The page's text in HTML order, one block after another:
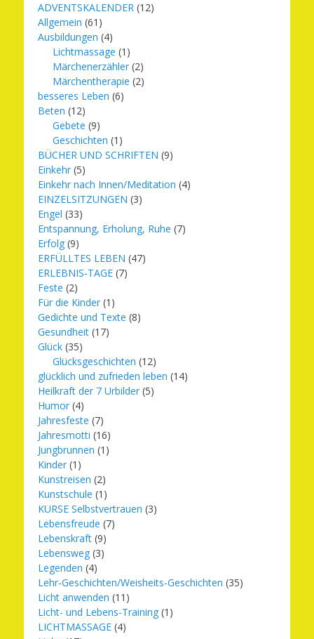
ADVENTSKALENDER (12)
Allgemein (61)
Ausbildungen (4)
Lichtmassage (1)
Märchenerzähler (2)
Märchentherapie (2)
besseres Leben (6)
Beten (12)
Gebete (9)
Geschichten (1)
BÜCHER UND SCHRIFTEN (9)
Einkehr (5)
Einkehr nach Innen/Meditation (4)
EINZELSITZUNGEN (3)
Engel (33)
Entspannung, Erholung, Ruhe (7)
Erfolg (9)
ERFÜLLTES LEBEN (47)
ERLEBNIS-TAGE (7)
Feste (2)
Für die Kinder (1)
Gedichte und Texte (8)
Gesundheit (17)
Glück (35)
Glücksgeschichten (12)
glücklich und zufrieden leben (14)
Heilkraft der 7 Urbilder (5)
Humor (4)
Jahresfeste (7)
Jahresmotti (16)
Jungbrunnen (1)
Kinder (1)
Kunstreisen (2)
Kunstschule (1)
KURSE Selbstvertrauen (3)
Lebensfreude (7)
Lebenskraft (9)
Lebensweg (3)
Legenden (4)
Lehr-Geschichten/Weisheits-Geschichten (35)
Licht anwenden (11)
Licht- und Lebens-Training (1)
LICHTMASSAGE (4)